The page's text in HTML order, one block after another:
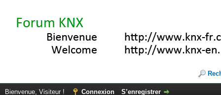
Bienvenue, Visiteur ! Connexion S’enregistrer